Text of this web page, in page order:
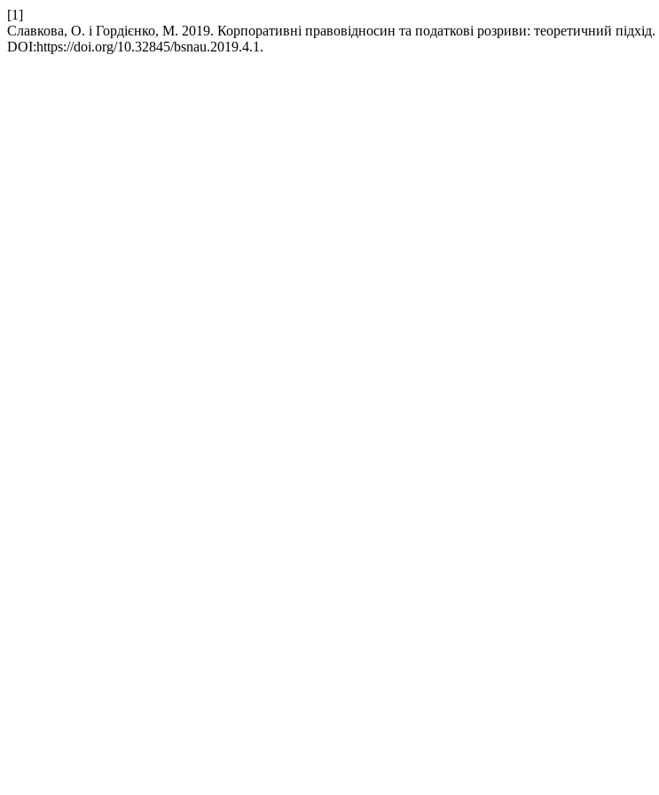
[1]
Славкова, О. і Гордієнко, М. 2019. Корпоративні правовідносин та податкові розриви: теоретичний підхід.
DOI:https://doi.org/10.32845/bsnau.2019.4.1.